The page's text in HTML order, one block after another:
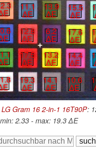
11.1
∆E
13.9
∆E
15.5
∆E
12.8
∆E
6.2
∆E
17.6
∆E
17.5
∆E
13.2
∆E
14.4
∆E
19.3
∆E
14.1
∆E
10.6
∆E
LG Gram 16 2-in-1 16T90P:
min: 2.33 - max: 19.3 ∆E